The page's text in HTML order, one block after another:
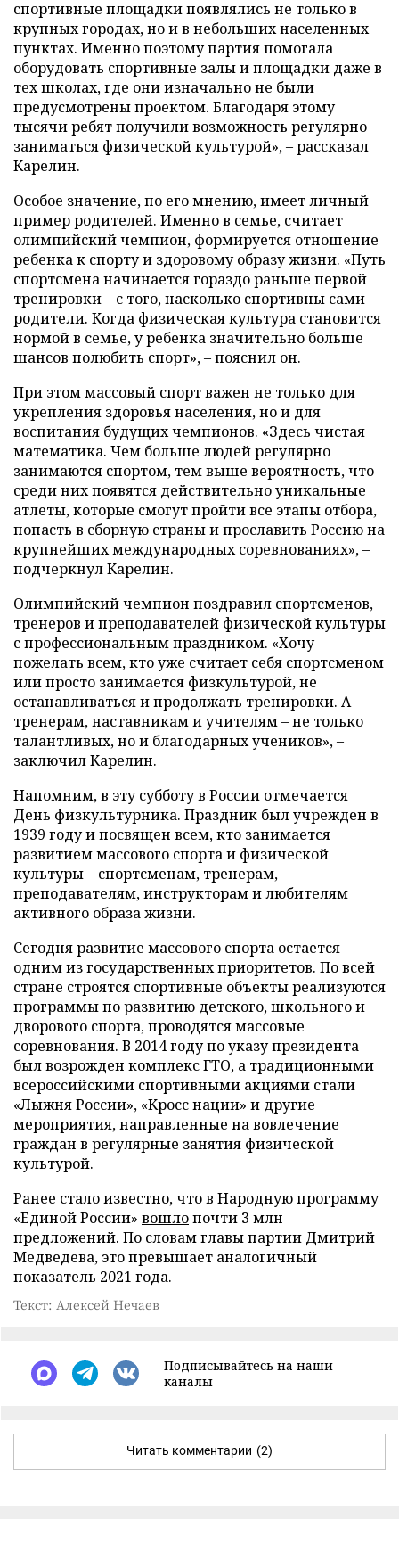
спортивные площадки появлялись не только в
крупных городах, но и в небольших населенных
пунктах. Именно поэтому партия помогала
оборудовать спортивные залы и площадки даже в
тех школах, где они изначально не были
предусмотрены проектом. Благодаря этому
тысячи ребят получили возможность регулярно
заниматься физической культурой», – рассказал
Карелин.
Особое значение, по его мнению, имеет личный
пример родителей. Именно в семье, считает
олимпийский чемпион, формируется отношение
ребенка к спорту и здоровому образу жизни. «Путь
спортсмена начинается гораздо раньше первой
тренировки – с того, насколько спортивны сами
родители. Когда физическая культура становится
нормой в семье, у ребенка значительно больше
шансов полюбить спорт», – пояснил он.
При этом массовый спорт важен не только для
укрепления здоровья населения, но и для
воспитания будущих чемпионов. «Здесь чистая
математика. Чем больше людей регулярно
занимаются спортом, тем выше вероятность, что
среди них появятся действительно уникальные
атлеты, которые смогут пройти все этапы отбора,
попасть в сборную страны и прославить Россию на
крупнейших международных соревнованиях», –
подчеркнул Карелин.
Олимпийский чемпион поздравил спортсменов,
тренеров и преподавателей физической культуры
с профессиональным праздником. «Хочу
пожелать всем, кто уже считает себя спортсменом
или просто занимается физкультурой, не
останавливаться и продолжать тренировки. А
тренерам, наставникам и учителям – не только
талантливых, но и благодарных учеников», –
заключил Карелин.
Напомним, в эту субботу в России отмечается
День физкультурника. Праздник был учрежден в
1939 году и посвящен всем, кто занимается
развитием массового спорта и физической
культуры – спортсменам, тренерам,
преподавателям, инструкторам и любителям
активного образа жизни.
Сегодня развитие массового спорта остается
одним из государственных приоритетов. По всей
стране строятся спортивные объекты реализуются
программы по развитию детского, школьного и
дворового спорта, проводятся массовые
соревнования. В 2014 году по указу президента
был возрожден комплекс ГТО, а традиционными
всероссийскими спортивными акциями стали
«Лыжня России», «Кросс нации» и другие
мероприятия, направленные на вовлечение
граждан в регулярные занятия физической
культурой.
Ранее стало известно, что в Народную программу
«Единой России» вошлопочти 3 млн
предложений. По словам главы партии Дмитрий
Медведева, это превышает аналогичный
показатель 2021 года.
Текст: Алексей Нечаев
Подписывайтесь на наши
каналы
Читать комментарии (2)